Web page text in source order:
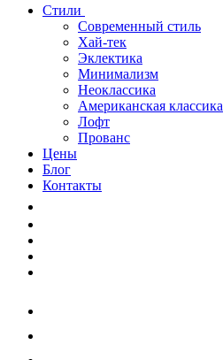
Стили
Современный стиль
Хай-тек
Эклектика
Минимализм
Неоклассика
Американская классика
Лофт
Прованс
Цены
Блог
Контакты